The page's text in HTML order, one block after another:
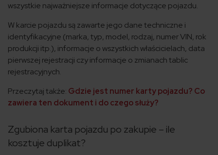
wszystkie najważniejsze informacje dotyczące pojazdu.
W karcie pojazdu są zawarte jego dane techniczne i
identyfikacyjne (marka, typ, model, rodzaj, numer VIN, rok
produkcji itp.), informacje o wszystkich właścicielach, data
pierwszej rejestracji czy informacje o zmianach tablic
rejestracyjnych.
Przeczytaj także: Gdzie jest numer karty pojazdu? Co
zawiera ten dokument i do czego służy?
Zgubiona karta pojazdu po zakupie – ile
kosztuje duplikat?